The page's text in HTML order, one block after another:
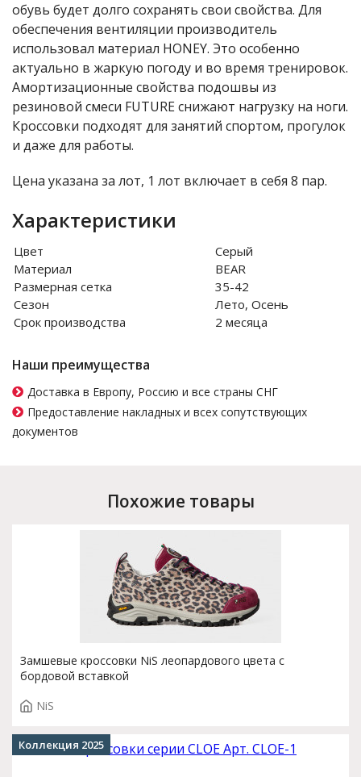
обувь будет долго сохранять свои свойства. Для
обеспечения вентиляции производитель
использовал материал HONEY. Это особенно
актуально в жаркую погоду и во время тренировок.
Амортизационные свойства подошвы из
резиновой смеси FUTURE снижают нагрузку на ноги.
Кроссовки подходят для занятий спортом, прогулок
и даже для работы.
Цена указана за лот, 1 лот включает в себя 8 пар.
Характеристики
Цвет
Серый
Материал
BEAR
Размерная сетка
35-42
Сезон
Лето, Осень
Срок производства
2 месяца
Наши преимущества
Доставка в Европу, Россию и все страны СНГ
Предоставление накладных и всех сопутствующих
документов
Похожие товары
Замшевые кроссовки NiS леопардового цвета с
бордовой вставкой
NiS
Коллекция 2025